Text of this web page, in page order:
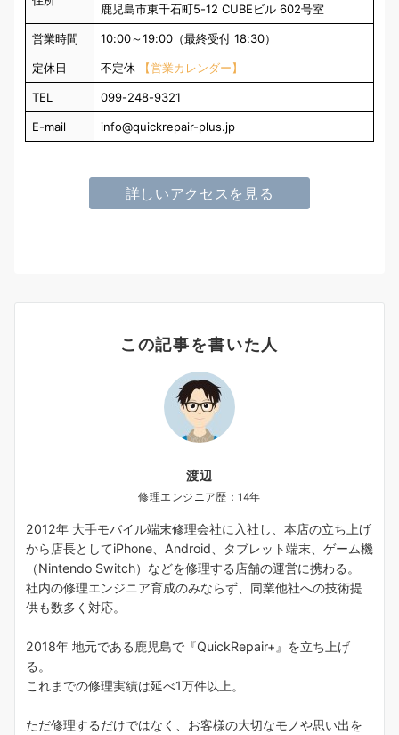
鹿児島市東千石町5-12 CUBEビル 602号室
営業時間 10:00～19:00（最終受付 18:30）
定休日 不定休 【営業カレンダー】
TEL 099-248-9321
E-mail info@quickrepair-plus.jp
詳しいアクセスを見る
この記事を書いた人
渡辺
修理エンジニア歴：14年
2012年 大手モバイル端末修理会社に入社し、本店の立ち上げ
から店長としてiPhone、Android、タブレット端末、ゲーム機
（Nintendo Switch）などを修理する店舗の運営に携わる。
社内の修理エンジニア育成のみならず、同業他社への技術提
供も数多く対応。
2018年 地元である鹿児島で『QuickRepair+』を立ち上げ
る。
これまでの修理実績は延べ1万件以上。
ただ修理するだけではなく、お客様の大切なモノや思い出を